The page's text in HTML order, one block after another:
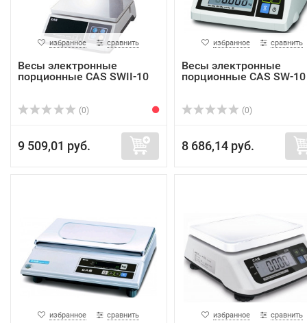
избранное сравнить
Весы электронные
порционные CAS SWII-10
(0)
9 509,01 руб.
избранное сравнить
Весы электронные
порционные CAS SW-10
(0)
8 686,14 руб.
избранное сравнить избранное сравнить